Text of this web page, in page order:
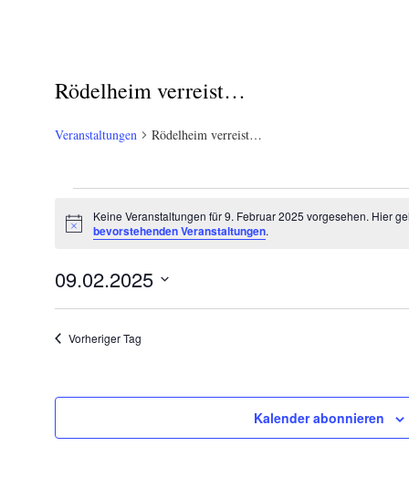
Rödelheim verreist…
Veranstaltungen Rödelheim verreist…
für
9.
Februar
2025
Hinweis
Keine Veranstaltungen für 9. Februar 2025 vorgesehen. Hier
bevorstehenden Veranstaltungen.
09.02.2025
Vorheriger Tag
Kalender abonnieren